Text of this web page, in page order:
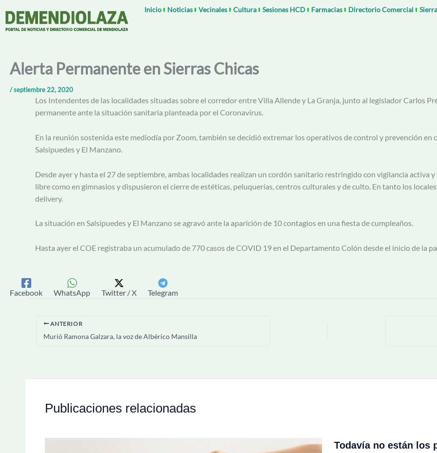
contenido
Inicio Noticias Vecinales Cultura Sesiones HCD Farmacias Directorio Comercial
Alerta Permanente en Sierras Chicas
/septiembre 22, 2020
Los Intendentes de las localidades situadas sobre el corredor entre Villa Allende y La Granja, junto al legislador Carlos
permanente ante la situación sanitaria planteada por el Coronavirus.
En la reunión sostenida este mediodía por Zoom, también se decidió extremar los operativos de control y prevención en
Salsipuedes y El Manzano.
Desde ayer y hasta el 27 de septiembre, ambas localidades realizan un cordón sanitario restringido con vigilancia activa
libre como en gimnasios y dispusieron el cierre de estéticas, peluquerías, centros culturales y de culto. En tanto los
delivery.
La situación en Salsipuedes y El Manzano se agravó ante la aparición de 10 contagios en una fiesta de cumpleaños.
Hasta ayer el COE registraba un acumulado de 770 casos de COVID 19 en el Departamento Colón desde el inicio de la
Facebook WhatsApp Twitter / X Telegram
ANTERIOR
Murió Ramona Galzara, la voz de Albérico Mansilla
Publicaciones relacionadas
Todavía no están los